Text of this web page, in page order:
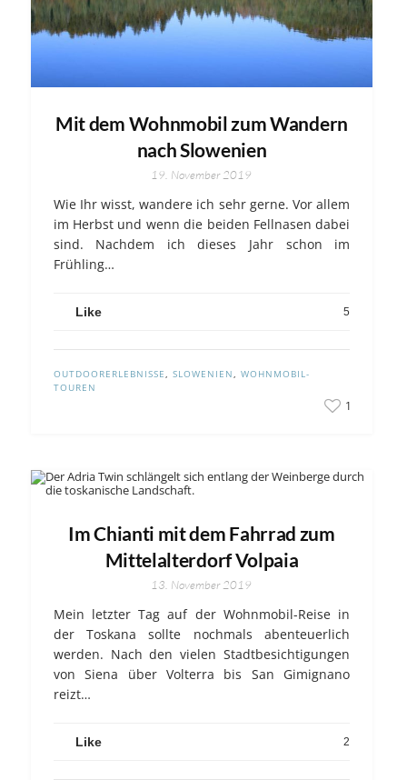
Mit dem Wohnmobil zum Wandern
nach Slowenien
19. November 2019
Wie Ihr wisst, wandere ich sehr gerne. Vor allem
im Herbst und wenn die beiden Fellnasen dabei
sind. Nachdem ich dieses Jahr schon im
Frühling…
Like 5
OUTDOORERLEBNISSE SLOWENIEN
WOHNMOBIL-
TOUREN
1
Im Chianti mit dem Fahrrad zum
Mittelalterdorf Volpaia
13. November 2019
Mein letzter Tag auf der Wohnmobil-Reise in
der Toskana sollte nochmals abenteuerlich
werden. Nach den vielen Stadtbesichtigungen
von Siena über Volterra bis San Gimignano
reizt…
Like 2